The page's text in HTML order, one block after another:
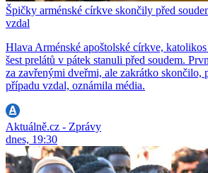
Špičky arménské církve skončily před
vzdal
Hlava Arménské apoštolské církve,
šest prelátů v pátek stanuli před soudem.
za zavřenými dveřmi, ale zakrátko skončilo,
případu vzdal, oznámila média.
Aktuálně.cz - Zprávy
dnes, 19:30